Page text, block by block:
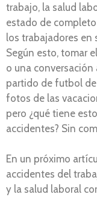
trabajo, la salud
estado de
los trabajadores
Según esto, tomar
o una
partido de futbol de
fotos de las
pero ¿qué tiene
accidentes? Sin
En un próximo
accidentes del
y la salud laboral